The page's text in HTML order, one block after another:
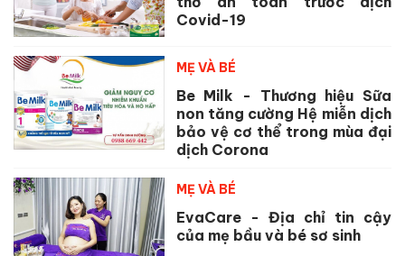
Covid-19
MẸ VÀ BÉ
Be Milk - Thương hiệu Sữa
non tăng cường Hệ miễn dịch
bảo vệ cơ thể trong mùa đại
dịch Corona
MẸ VÀ BÉ
EvaCare - Địa chỉ tin cậy
của mẹ bầu và bé sơ sinh